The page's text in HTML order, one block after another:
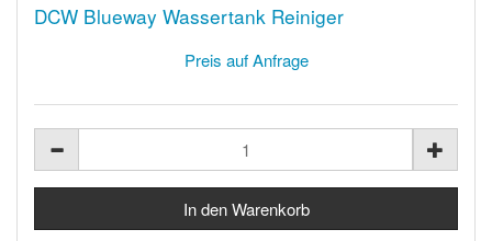
DCW Blueway Wassertank Reiniger
Preis auf Anfrage